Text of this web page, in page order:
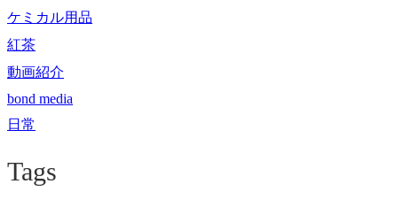
ケミカル用品
紅茶
動画紹介
bond media
日常
Tags